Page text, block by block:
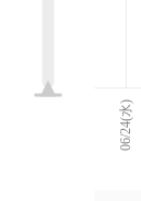
06/23(火)
06/24(水)
07/05(日)